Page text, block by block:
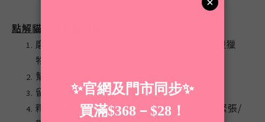
點解貓咪需要貓抓板？
磨爪是貓咪天性，需要磨利貓爪才可以捕殺獵
物，同時需要磨走舊甲
幫助貓咪伸展背部肌肉和骨骼
留低氣味標記霸地盤
釋放情緒，當貓貓情緒高漲時 (無論開心/緊張/